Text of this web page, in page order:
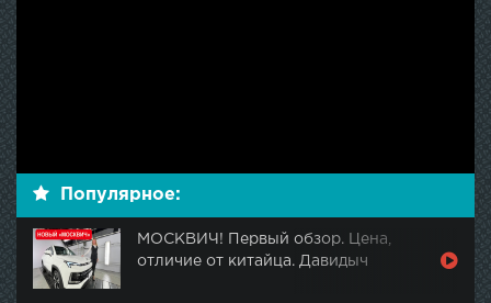
Популярное:
МОСКВИЧ! Первый обзор. Цена,
отличие от китайца. Давидыч